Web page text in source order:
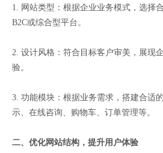
1. 网站类型：根据企业业务模式，选择
B2C或综合型平台。
2. 设计风格：符合目标客户审美，展现
验。
3. 功能模块：根据业务需求，搭建合适
示、在线咨询、购物车、订单管理等。
二、优化网站结构，提升用户体验